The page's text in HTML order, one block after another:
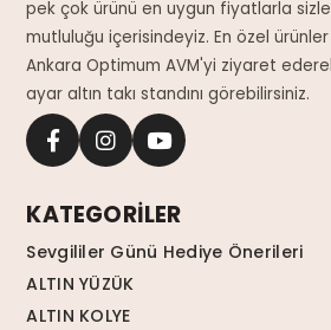
pek çok ürünü en uygun fiyatlarla
mutluluğu içerisindeyiz. En özel
Ankara Optimum AVM'yi ziyaret
ayar altın takı standını görebilirsiniz.
KATEGORİLER
Sevgililer Günü Hediye Önerileri
ALTIN YÜZÜK
ALTIN KOLYE